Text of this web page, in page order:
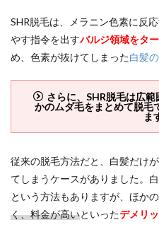
SHR脱毛は、メラニン色素に反
やす指令を出すバルジ領域をタ
め、色素が抜けてしまった白髪
さらに、SHR脱毛は広
かのムダ毛をまとめて脱毛
ま
従来の脱毛方法だと、白髪だけ
てしまうケースがありました。
という方法もありますが、ほか
く、料金が高いといったデメリ